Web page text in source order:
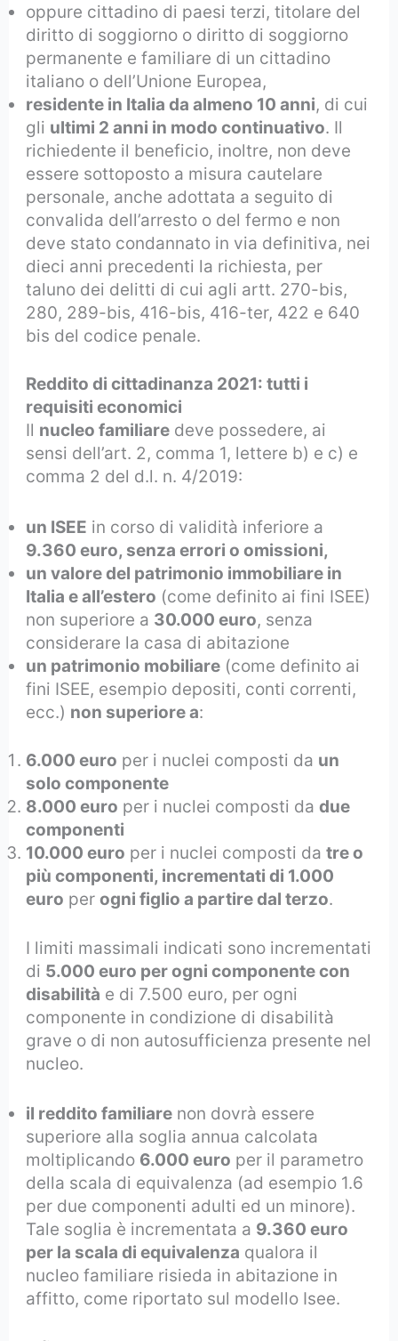
oppure cittadino di paesi terzi, titolare del
diritto di soggiorno o diritto di soggiorno
permanente e familiare di un cittadino
italiano o dell’Unione Europea,
residente in Italia da almeno 10 anni, di cui
gli ultimi 2 anni in modo continuativo. Il
richiedente il beneficio, inoltre, non deve
essere sottoposto a misura cautelare
personale, anche adottata a seguito di
convalida dell’arresto o del fermo e non
deve stato condannato in via definitiva, nei
dieci anni precedenti la richiesta, per
taluno dei delitti di cui agli artt. 270-bis,
280, 289-bis, 416-bis, 416-ter, 422 e 640
bis del codice penale.
Reddito di cittadinanza 2021: tutti i
requisiti economici
Il nucleo familiare deve possedere, ai
sensi dell’art. 2, comma 1, lettere b) e c) e
comma 2 del d.l. n. 4/2019:
un ISEE in corso di validità inferiore a
9.360 euro, senza errori o omissioni,
un valore del patrimonio immobiliare in
Italia e all’estero (come definito ai fini ISEE)
non superiore a 30.000 euro, senza
considerare la casa di abitazione
un patrimonio mobiliare (come definito ai
fini ISEE, esempio depositi, conti correnti,
ecc.) non superiore a:
6.000 euro per i nuclei composti da un
solo componente
8.000 euro per i nuclei composti dadue
componenti
10.000 euro per i nuclei composti datre o
più componenti, incrementati di 1.000
euro perogni figlio a partire dal terzo.
I limiti massimali indicati sono incrementati
di 5.000 euro per ogni componente con
disabilità e di 7.500 euro, per ogni
componente in condizione di disabilità
grave o di non autosufficienza presente nel
nucleo.
il reddito familiare non dovrà essere
superiore alla soglia annua calcolata
moltiplicando 6.000 euro per il parametro
della scala di equivalenza (ad esempio 1.6
per due componenti adulti ed un minore).
Tale soglia è incrementata a 9.360 euro
per la scala di equivalenza qualora il
nucleo familiare risieda in abitazione in
affitto, come riportato sul modello Isee.